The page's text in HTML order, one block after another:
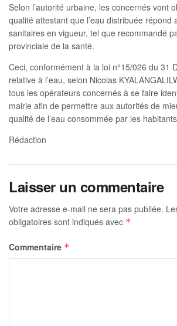
Selon l’autorité urbaine, les concernés vont
qualité attestant que l’eau distribuée répond
sanitaires en vigueur, tel que recommandé
provinciale de la santé.
Ceci, conformément à la loi n°15/026 du 31
relative à l’eau, selon Nicolas
tous les opérateurs concernés à se faire
mairie afin de permettre aux autorités de
qualité de l’eau consommée par les
Rédaction
Laisser un commentaire
Votre adresse e-mail ne sera pas publiée.
obligatoires sont indiqués avec *
Commentaire *